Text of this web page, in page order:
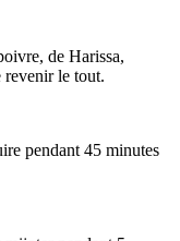
de Harissa,
revenir le tout.
pendant 45 minutes